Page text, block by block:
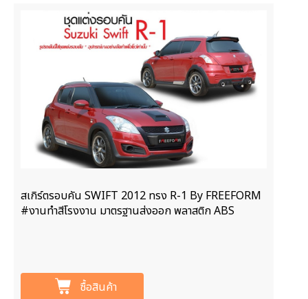
สเกิร์ตรอบคัน SWIFT 2012 ทรง R-1 By FREEFORM
#งานทำสีโรงงาน มาตรฐานส่งออก พลาสติก ABS
ซื้อสินค้า